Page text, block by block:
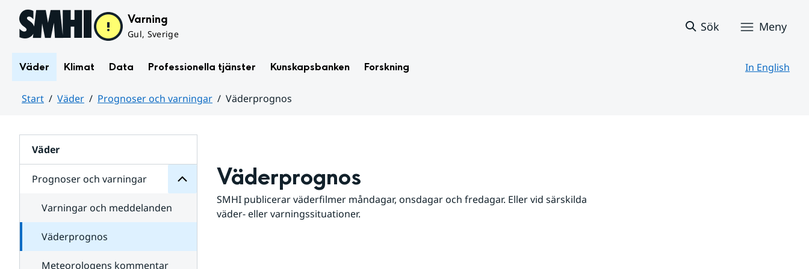
Hoppa till sidans innehåll Varning
Gul, Sverige
Sök Meny
Väder Klimat Data Professionella tjänster Kunskapsbanken Forskning In English
Start Väder Prognoser och varningar
Väderprognos
Väder
Prognoser och varningar
för
varningar
Varningar och meddelanden
Väderprognos
Meteorologens kommentar
Väderprognos
SMHI publicerar väderfilmer måndagar, onsdagar och fredagar. Eller vid särskilda
väder- eller varningssituationer.